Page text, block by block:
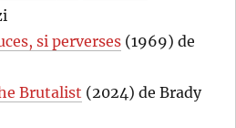
si perverses (1969) de
Brutalist (2024) de Brady